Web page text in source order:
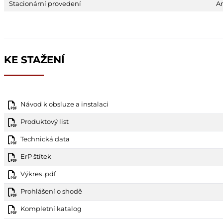
Stacionární provedení
KE STAŽENÍ
Návod k obsluze a instalaci
Produktový list
Technická data
ErP štítek
Výkres .pdf
Prohlášení o shodě
Kompletní katalog